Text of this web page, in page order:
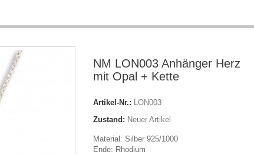
NM LON003 Anhänger Herz
mit Opal + Kette
Artikel-Nr.: LON003
Zustand: Neuer Artikel
Material: Silber 925/1000
Ende: Rhodium